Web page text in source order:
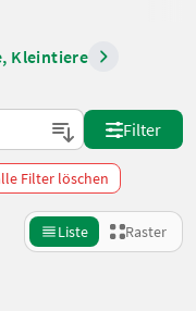
Kleintiere
Filter
Filter löschen
Liste Raster